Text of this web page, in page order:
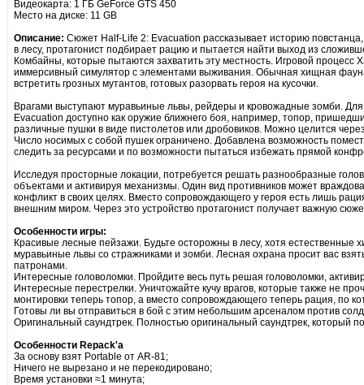
Видеокарта: 1 ГБ GeForce GTS 450
Место на диске: 11 GB
Описание: Сюжет Half-Life 2: Evacuation рассказывает историю
в лесу, протагонист подбирает рацию и пытается найти выход из
Комбайны, которые пытаются захватить эту местность. Игровой
иммерсивный симулятор с элементами выживания. Обычная хищная
встретить грозных мутантов, готовых разорвать героя на кусочки.
Врагами выступают муравьиные львы, рейдеры и кровожадные зомби.
Evacuation доступно как оружие ближнего боя, например, топор,
различные пушки в виде пистолетов или дробовиков. Можно целится
Число носимых с собой пушек ограничено. Добавлена возможность
следить за ресурсами и по возможности пытаться избежать прямой
Исследуя просторные локации, потребуется решать разнообразные
объектами и активируя механизмы. Один вид противников может
конфликт в своих целях. Вместо сопровождающего у героя есть лишь
внешним миром. Через это устройство протагонист получает важную
Особенности игры:
Красивые лесные пейзажи. Будьте осторожны в лесу, хотя
муравьиные львы со стражниками и зомби. Лесная охрана просит вас
патронами.
Интересные головоломки. Пройдите весь путь решая головоломки,
Интересные перестрелки. Уничтожайте кучу врагов, которые также не
монтировки теперь топор, а вместо сопровождающего теперь рация, по
Готовы ли вы отправиться в бой с этим небольшим арсеналом против
Оригинальный саундтрек. Полностью оригинальный саундтрек, который
Особенности Repack'a
За основу взят Portable от AR-81;
Ничего не вырезано и не перекодировано;
Время установки ≈1 минута;